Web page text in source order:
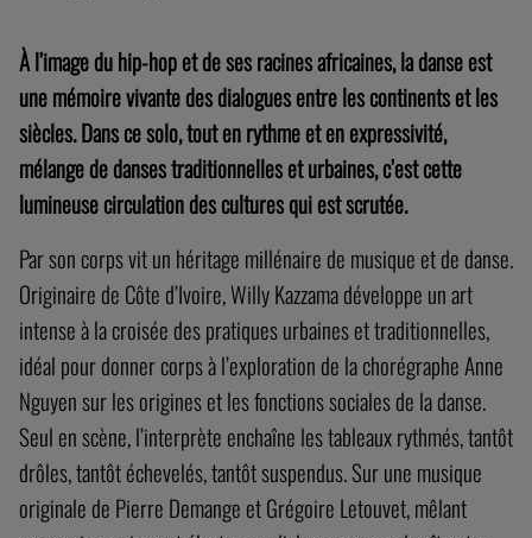
À l’image du hip-hop et de ses racines africaines, la danse est
une mémoire vivante des dialogues entre les continents et les
siècles. Dans ce solo, tout en rythme et en expressivité,
mélange de danses traditionnelles et urbaines, c’est cette
lumineuse circulation des cultures qui est scrutée.
Par son corps vit un héritage millénaire de musique et de danse.
Originaire de Côte d’Ivoire, Willy Kazzama développe un art
intense à la croisée des pratiques urbaines et traditionnelles,
idéal pour donner corps à l’exploration de la chorégraphe Anne
Nguyen sur les origines et les fonctions sociales de la danse.
Seul en scène, l’interprète enchaîne les tableaux rythmés, tantôt
drôles, tantôt échevelés, tantôt suspendus. Sur une musique
originale de Pierre Demange et Grégoire Letouvet, mêlant